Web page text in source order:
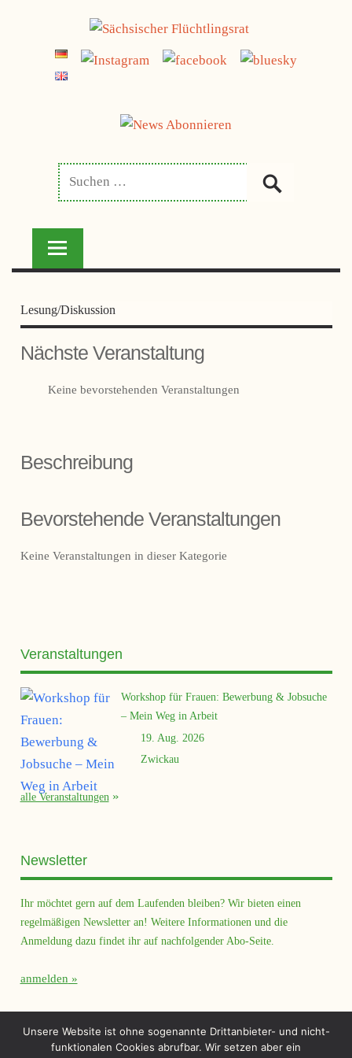
FLÜCHTLINGSRAT
Lesung/Diskussion
Nächste Veranstaltung
Keine bevorstehenden Veranstaltungen
Beschreibung
Bevorstehende Veranstaltungen
Keine Veranstaltungen in dieser Kategorie
Veranstaltungen
Workshop für Frauen: Bewerbung & Jobsuche
– Mein Weg in Arbeit
19. Aug. 2026
Zwickau
alle Veranstaltungen
Newsletter
Ihr möchtet gern auf dem Laufenden bleiben? Wir bieten einen
regelmäßigen Newsletter an! Weitere Informationen und die
Anmeldung dazu findet ihr auf nachfolgender Abo-Seite.
anmelden
Unsere Website ist ohne sogenannte Drittanbieter- und nicht-
funktionalen Cookies abrufbar. Wir setzen aber ein